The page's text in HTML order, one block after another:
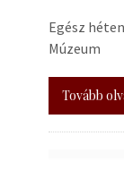
Egész
Múzeum
Tovább